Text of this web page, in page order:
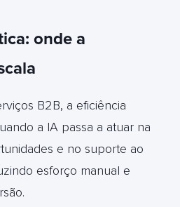
onde a
B2B, a eficiência
a IA passa a atuar na
e no suporte ao
esforço manual e